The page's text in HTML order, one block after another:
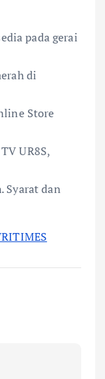
pada gerai
di
Store
UR8S,
Syarat dan